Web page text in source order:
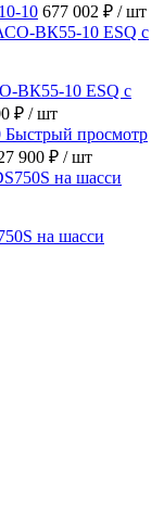
10 677 002 ₽ / шт
ВК55-10 ESQ с
₽ / шт
Быстрый просмотр
900 ₽ / шт
на шасси